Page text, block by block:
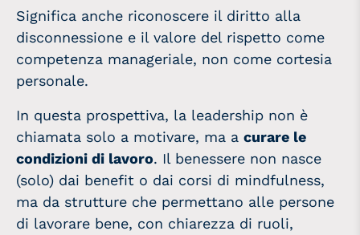
Significa anche riconoscere il diritto alla
disconnessione e il valore del rispetto come
competenza manageriale, non come cortesia
personale.
In questa prospettiva, la leadership non è
chiamata solo a motivare, ma a curare le
condizioni di lavoro. Il benessere non nasce
(solo) dai benefit o dai corsi di mindfulness,
ma da strutture che permettano alle persone
di lavorare bene, con chiarezza di ruoli,